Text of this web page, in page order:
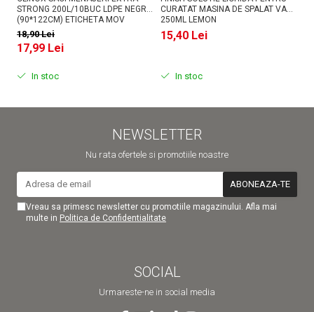
STRONG 200L/10BUC LDPE NEGRI
(90*122CM) ETICHETA MOV
18,90 Lei
17,99 Lei
In stoc
CURATAT MASINA DE SPALAT VASE
250ML LEMON
15,40 Lei
In stoc
NEWSLETTER
Nu rata ofertele si promotiile noastre
Vreau sa primesc newsletter cu promotiile magazinului. Afla mai
multe in Politica de Confidentialitate
SOCIAL
Urmareste-ne in social media